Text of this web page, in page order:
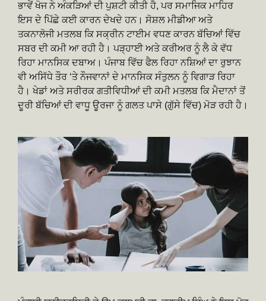
ਭਾਵੇਂ ਖੋਜ ਨੇ ਅੰਕੜਿਆਂ ਦੀ ਪੁਸ਼ਟੀ ਕੀਤੀ ਹੈ, ਪਰ ਸਮਾਜਿਕ ਮਾਹਿਰ
ਇਸ ਦੇ ਪਿੱਛੇ ਕਈ ਕਾਰਨ ਦੇਖਦੇ ਹਨ। ਸੋਸ਼ਲ ਮੀਡੀਆ ਅਤੇ
ਤਕਨਾਲੋਜੀ ਮਤਲਬ ਕਿ ਸਕ੍ਰੀਨ ਟਾਈਮ ਵਧਣ ਕਾਰਨ ਬੱਚਿਆਂ ਵਿੱਚ
ਸਬਰ ਦੀ ਕਮੀ ਆ ਰਹੀ ਹੈ। ਪੜ੍ਹਾਈ ਅਤੇ ਕਰੀਅਰ ਨੂੰ ਲੈ ਕੇ ਵੱਧ
ਰਿਹਾ ਮਾਨਸਿਕ ਦਬਾਅ। ਪੰਜਾਬ ਵਿੱਚ ਫੈਲ ਰਿਹਾ ਨਸ਼ਿਆਂ ਦਾ ਰੁਝਾਨ
ਵੀ ਅਸਿੱਧੇ ਤੌਰ ‘ਤੇ ਨੌਜਵਾਨਾਂ ਦੇ ਮਾਨਸਿਕ ਸੰਤੁਲਨ ਨੂੰ ਵਿਗਾੜ ਰਿਹਾ
ਹੈ। ਖੇਡਾਂ ਅਤੇ ਸਰੀਰਕ ਗਤੀਵਿਧੀਆਂ ਦੀ ਕਮੀ ਮਤਲਬ ਕਿ ਮੈਦਾਨਾਂ ਤੋਂ
ਦੂਰੀ ਬੱਚਿਆਂ ਦੀ ਵਾਧੂ ਊਰਜਾ ਨੂੰ ਗਲਤ ਪਾਸੇ (ਗੁੱਸੇ ਵਿੱਚ) ਮੋੜ ਰਹੀ ਹੈ।